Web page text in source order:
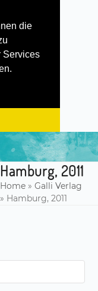
die
Services
Hamburg, 2011
Home» Galli Verlag
» Hamburg, 2011